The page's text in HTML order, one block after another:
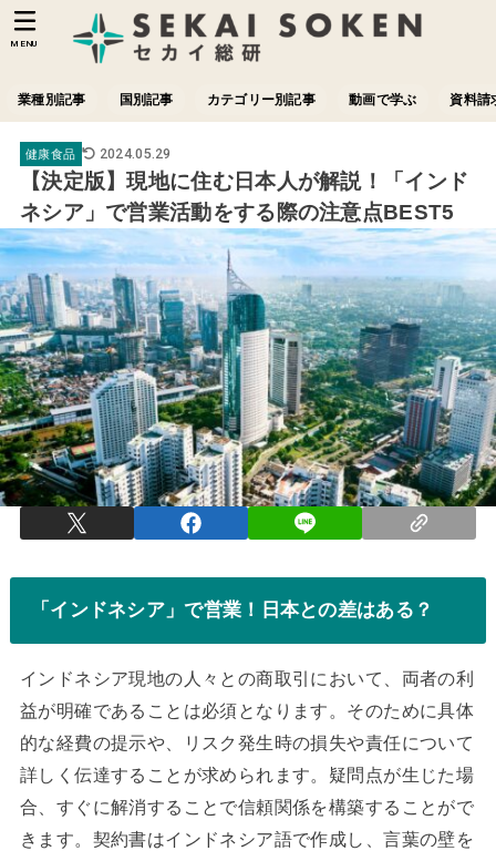
業種別記事 国別記事 カテゴリー別記事 動画で学ぶ 資料請
MENU
健康食品 2024.05.29
【決定版】現地に住む日本人が解説！「インド
ネシア」で営業活動をする際の注意点BEST5
「インドネシア」で営業！日本との差はある？
インドネシア現地の人々との商取引において、両者の利
益が明確であることは必須となります。そのために具体
的な経費の提示や、リスク発生時の損失や責任について
詳しく伝達することが求められます。疑問点が生じた場
合、すぐに解消することで信頼関係を構築することがで
きます。契約書はインドネシア語で作成し、言葉の壁を